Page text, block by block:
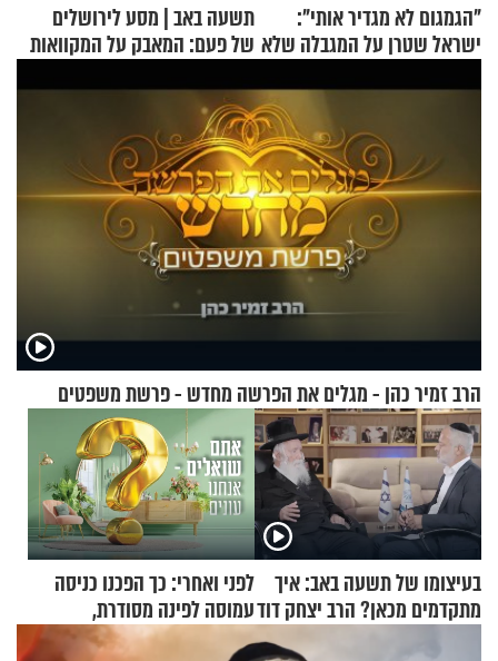
"הגמגום לא מגדיר אותי":
ישראל שטרן על המגבלה שלא
תשעה באב | מסע לירושלים
של פעם: המאבק על המקוואות
הרב זמיר כהן - מגלים את הפרשה מחדש - פרשת משפטים
בעיצומו של תשעה באב: איך
מתקדמים מכאן? הרב יצחק דוד
לפני ואחרי: כך הפכנו כניסה
עמוסה לפינה מסודרת,
שימושית ומזמינה